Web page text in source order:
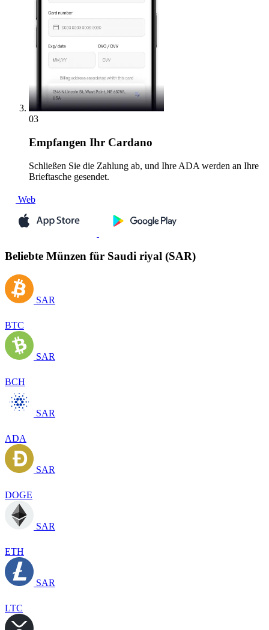
03
Empfangen Ihr Cardano
Schließen Sie die Zahlung ab, und Ihre ADA werden an Ihre
Brieftasche gesendet.
Web
Beliebte Münzen für Saudi riyal (SAR)
SAR
BTC
SAR
BCH
SAR
ADA
SAR
DOGE
SAR
ETH
SAR
LTC